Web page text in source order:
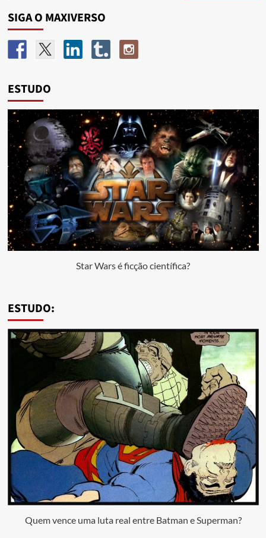
SIGA O MAXIVERSO
ESTUDO
Star Wars é ficção científica?
ESTUDO:
Quem vence uma luta real entre Batman e Superman?